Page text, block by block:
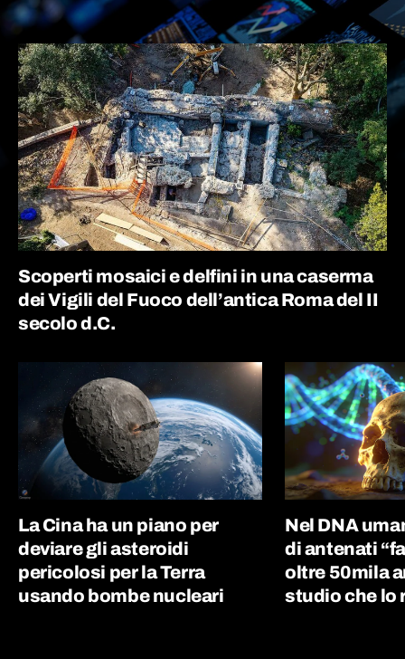
Scoperti mosaici e delfini in una caserma
dei Vigili del Fuoco dell’antica Roma del II
secolo d.C.
La Cina ha un piano per
deviare gli asteroidi
pericolosi per la Terra
usando bombe nucleari
Nel DNA
di antenati
oltre 50mila
studio che lo